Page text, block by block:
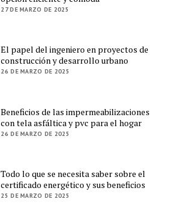
27 DE MARZO DE 2025
El papel del ingeniero en proyectos de
construcción y desarrollo urbano
26 DE MARZO DE 2025
Beneficios de las impermeabilizaciones
con tela asfáltica y pvc para el hogar
26 DE MARZO DE 2025
Todo lo que se necesita saber sobre el
certificado energético y sus beneficios
25 DE MARZO DE 2025